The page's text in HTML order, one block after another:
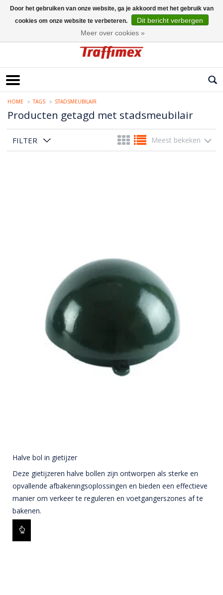
HOME TAGS STADSMEUBILAIR
Producten getagd met stadsmeubilair
FILTER Meest bekeken
Halve bol in gietijzer
Deze gietijzeren halve bollen zijn ontworpen als sterke en
opvallende afbakeningsoplossingen en bieden een effectieve
manier om verkeer te reguleren en voetgangerszones af te
bakenen.
Door het gebruiken van onze website, ga je akkoord met het gebruik van
cookies om onze website te verbeteren.
Dit bericht verbergen
Meer over cookies »